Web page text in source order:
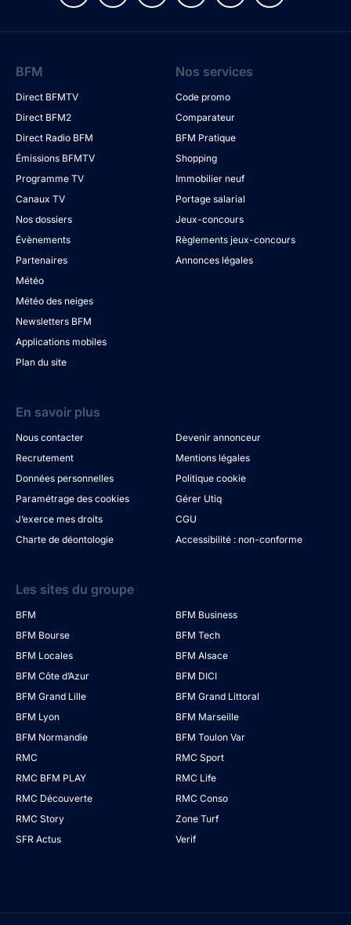
BFM
Direct BFMTV
Direct BFM2
Direct Radio BFM
Émissions BFMTV
Programme TV
Canaux TV
Nos dossiers
Évènements
Partenaires
Météo
Météo des neiges
Newsletters BFM
Applications mobiles
Plan du site
Nos services
Code promo
Comparateur
BFM Pratique
Shopping
Immobilier neuf
Portage salarial
Jeux-concours
Règlements jeux-concours
Annonces légales
En savoir plus
Nous contacter
Devenir annonceur
Recrutement
Mentions légales
Données personnelles
Politique cookie
Paramétrage des cookies
Gérer Utiq
J’exerce mes droits
CGU
Charte de déontologie
Accessibilité : non-conforme
Les sites du groupe
BFM
BFM Business
BFM Bourse
BFM Tech
BFM Locales
BFM Alsace
BFM Côte d’Azur
BFM DICI
BFM Grand Lille
BFM Grand Littoral
BFM Lyon
BFM Marseille
BFM Normandie
BFM Toulon Var
RMC
RMC Sport
RMC BFM PLAY
RMC Life
RMC Découverte
RMC Conso
RMC Story
Zone Turf
SFR Actus
Verif